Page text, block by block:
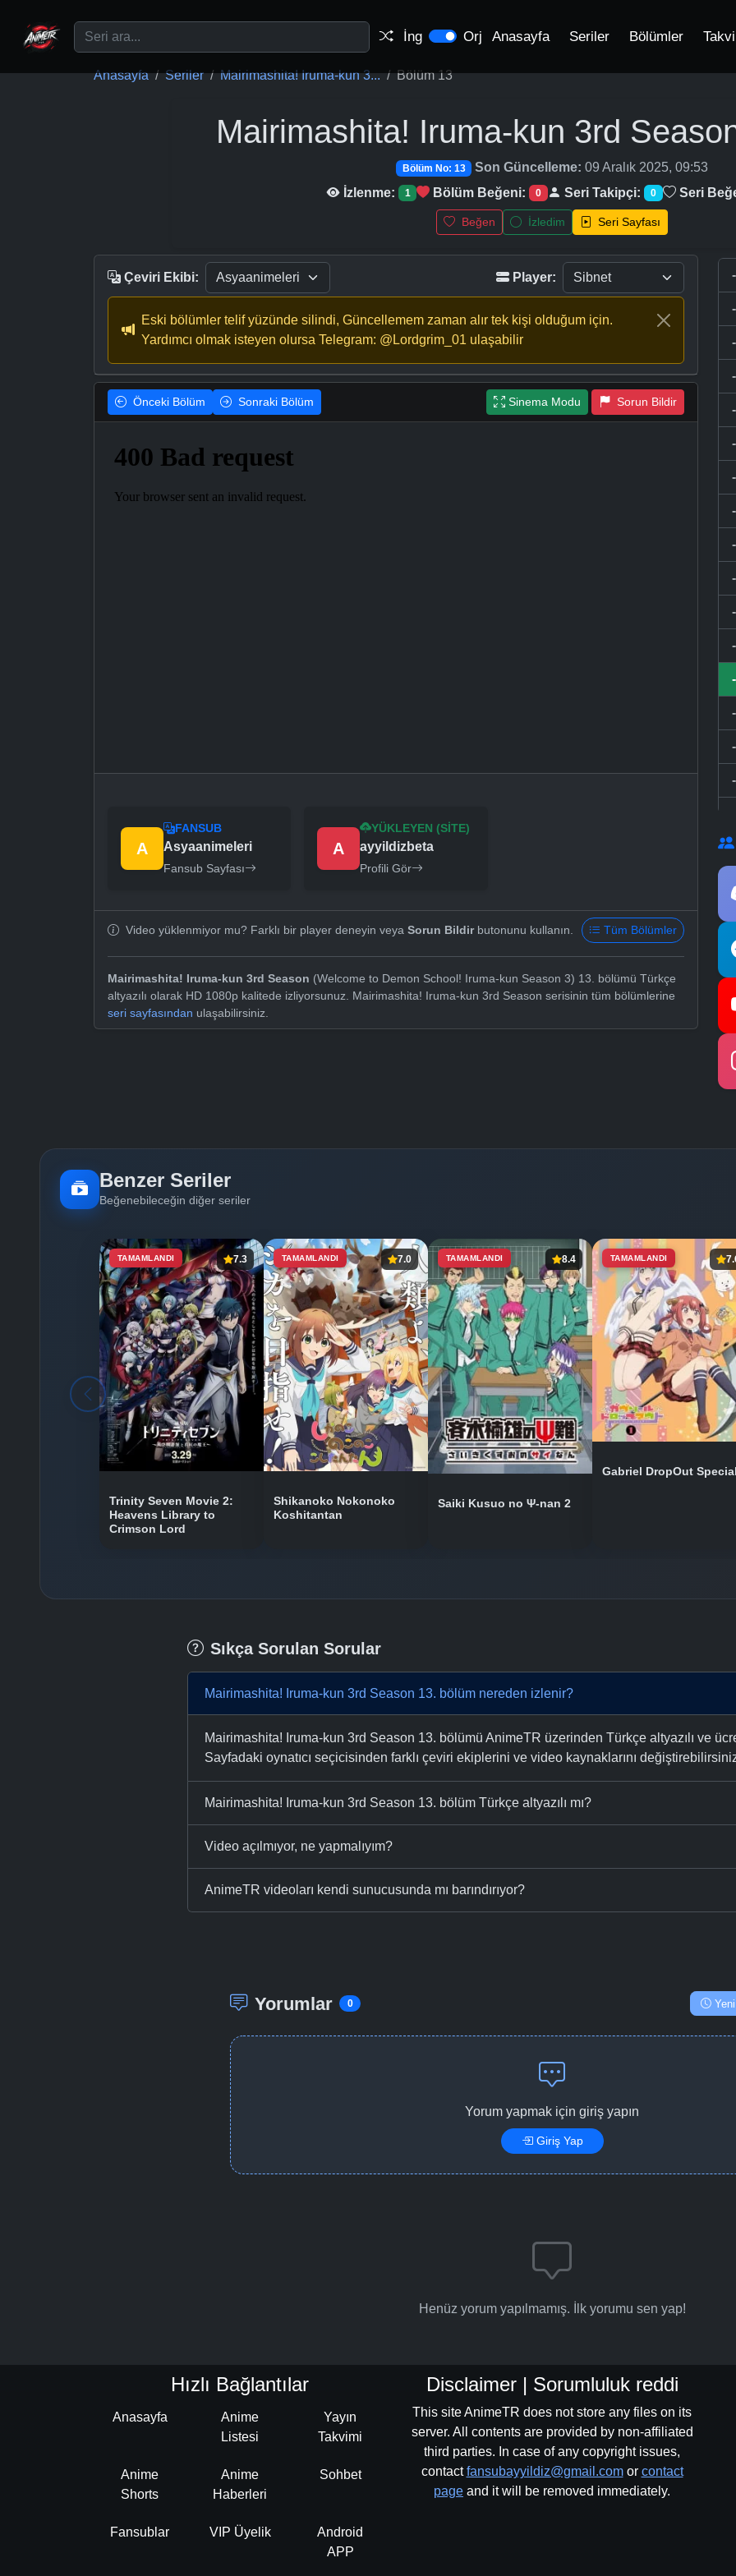
İng Orj Anasayfa Seriler Bölümler
Anasayfa Seriler Mairimashita! Iruma-kun 3... Bölüm 13
Mairimashita! Iruma-kun 3rd
Bölüm No: 13 Son Güncelleme: 09 Aralık 2025, 09:53
İzlenme:
1 Bölüm Beğeni: 0 Seri Takipçi: 0 Seri
Beğen İzledim Seri Sayfası
Çeviri Ekibi: Player:
Eski bölümler telif yüzünde silindi, Güncellemem zaman alır tek kişi olduğum için.
Yardımcı olmak isteyen olursa Telegram: @Lordgrim_01 ulaşabilir
Önceki Bölüm Sonraki Bölüm Sinema Modu Sorun Bildir
A
FANSUB
Asyaanimeleri
Fansub Sayfası
A
YÜKLEYEN (SITE)
ayyildizbeta
Profili Gör
Video yüklenmiyor mu? Farklı bir player deneyin veya Sorun Bildirbutonunu kullanın. Tüm Bölümler
Mairimashita! Iruma-kun 3rd Season (Welcome to Demon School! Iruma-kun Season 3) 13. bölümü Türkçe
altyazılı olarak HD 1080p kalitede izliyorsunuz. Mairimashita! Iruma-kun 3rd Season serisinin tüm bölümlerine
seri sayfasından ulaşabilirsiniz.
Benzer Seriler
Beğenebileceğin diğer seriler
TAMAMLANDI 7.3
Trinity Seven Movie 2:
Heavens Library to
Crimson Lord
TAMAMLANDI 7.0
Shikanoko Nokonoko
Koshitantan
TAMAMLANDI 8.4
Saiki Kusuo no Ψ-nan 2
TAMAMLANDI
Gabriel DropOut
Sıkça Sorulan Sorular
Mairimashita! Iruma-kun 3rd Season 13. bölüm nereden izlenir?
Mairimashita! Iruma-kun 3rd Season 13. bölümü AnimeTR üzerinden Türkçe altyazılı ve
Sayfadaki oynatıcı seçicisinden farklı çeviri ekiplerini ve video kaynaklarını
Mairimashita! Iruma-kun 3rd Season 13. bölüm Türkçe altyazılı mı?
Video açılmıyor, ne yapmalıyım?
AnimeTR videoları kendi sunucusunda mı barındırıyor?
Yorumlar 0 Yeni
Yorum yapmak için giriş yapın
Giriş Yap
Henüz yorum yapılmamış. İlk yorumu sen yap!
Hızlı Bağlantılar
Anasayfa
Anime
Listesi
Yayın
Takvimi
Anime
Shorts
Anime
Haberleri
Sohbet
Fansublar VIP Üyelik
Android
APP
Disclaimer | Sorumluluk reddi
This site AnimeTR does not store any files on its
server. All contents are provided by non-affiliated
third parties. In case of any copyright issues,
contactfansubayyildiz@gmail.comor contact
page and it will be removed immediately.